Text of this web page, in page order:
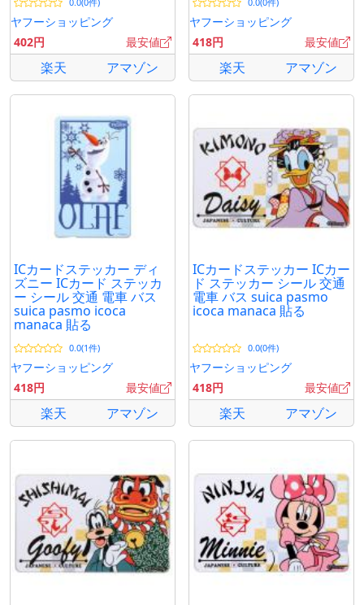
ヤフーショッピング
402円
最安値
楽天 アマゾン
ヤフーショッピング
418円
最安値
楽天 アマゾン
ICカードステッカー ディ
ズニー ICカード ステッカ
ー シール 交通 電車 バス
suica pasmo icoca
manaca 貼る
0.0(1件)
ヤフーショッピング
418円
最安値
楽天 アマゾン
ICカードステッカー ICカー
ド ステッカー シール 交通
電車 バス suica pasmo
icoca manaca 貼る
0.0(0件)
ヤフーショッピング
418円
最安値
楽天 アマゾン